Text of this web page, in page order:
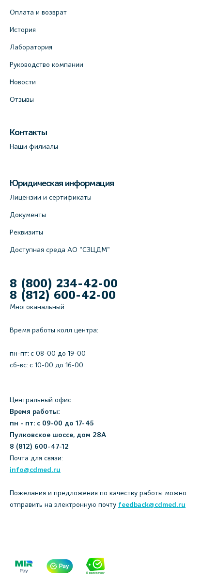
Оплата и возврат
История
Лаборатория
Руководство компании
Новости
Отзывы
Контакты
Наши филиалы
Юридическая информация
Лицензии и сертификаты
Документы
Реквизиты
Доступная среда АО "СЗЦДМ"
8 (800) 234-42-00
8 (812) 600-42-00
Многоканальный
Время работы колл центра:
пн-пт: c 08-00 до 19-00
сб-вс: с 10-00 до 16-00
Центральный офис
Время работы:
пн - пт: с 09-00 до 17-45
Пулковское шоссе, дом 28А
8 (812) 600-47-12
Почта для связи:
info@cdmed.ru
Пожелания и предложения по качеству работы можно
отправить на электронную почту feedback@cdmed.ru